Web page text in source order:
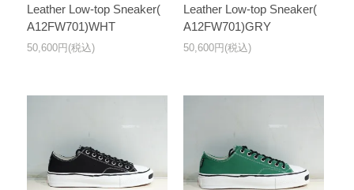
Leather Low-top Sneaker(
A12FW701)WHT
50,600円(税込)
Leather Low-top Sneaker(
A12FW701)GRY
50,600円(税込)